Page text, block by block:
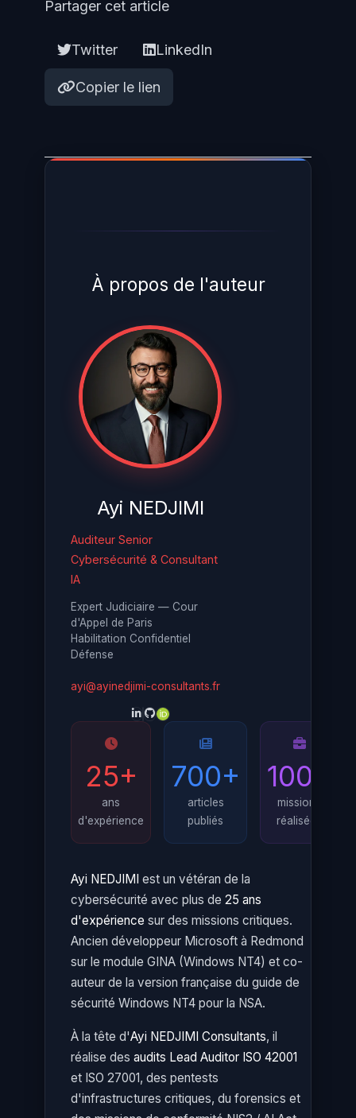
Partager cet article
Twitter LinkedIn
Copier le lien
À propos de l'auteur
Ayi NEDJIMI
Auditeur Senior
Cybersécurité & Consultant
IA
Expert Judiciaire — Cour
d'Appel de Paris
Habilitation Confidentiel
Défense
ayi@ayinedjimi-consultants.fr
25+
ans
d'expérience
700+
articles
publiés
100+
missions
réalisées
Ayi NEDJIMI est un vétéran de la
cybersécurité avec plus de 25 ans
d'expérience sur des missions critiques.
Ancien développeur Microsoft à Redmond
sur le module GINA (Windows NT4) et co-
auteur de la version française du guide de
sécurité Windows NT4 pour la NSA.
À la tête d'Ayi NEDJIMI Consultants, il
réalise des audits Lead Auditor ISO 42001
et ISO 27001, des pentests
d'infrastructures critiques, du forensics et